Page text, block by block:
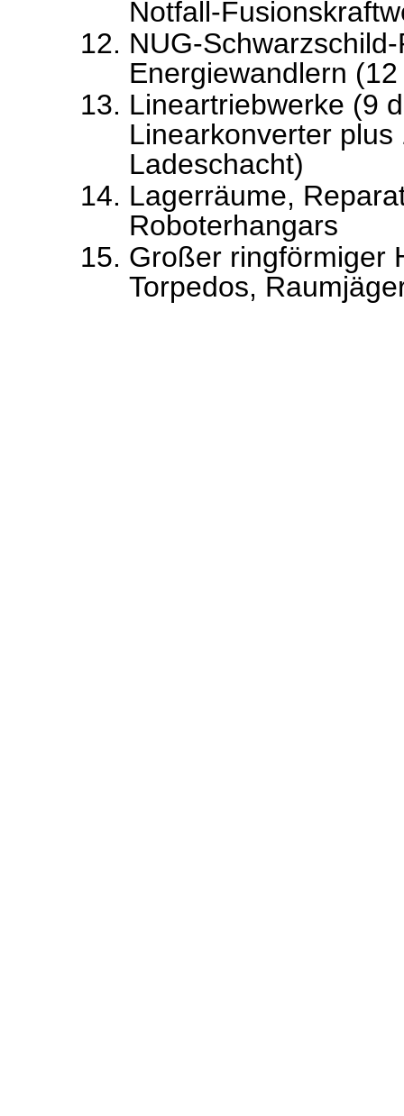
Notfall-
NUG-
Energiewandlern
Lineartriebwerke (9
Linearkonverter
Ladeschacht)
Lagerräume,
Roboterhangars
Großer ringförmiger
Torpedos,